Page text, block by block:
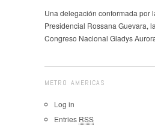
Una delegación conformada por
Presidencial Rossana Guevara,
Congreso Nacional Gladys
METRO AMERICAS
Log in
Entries RSS